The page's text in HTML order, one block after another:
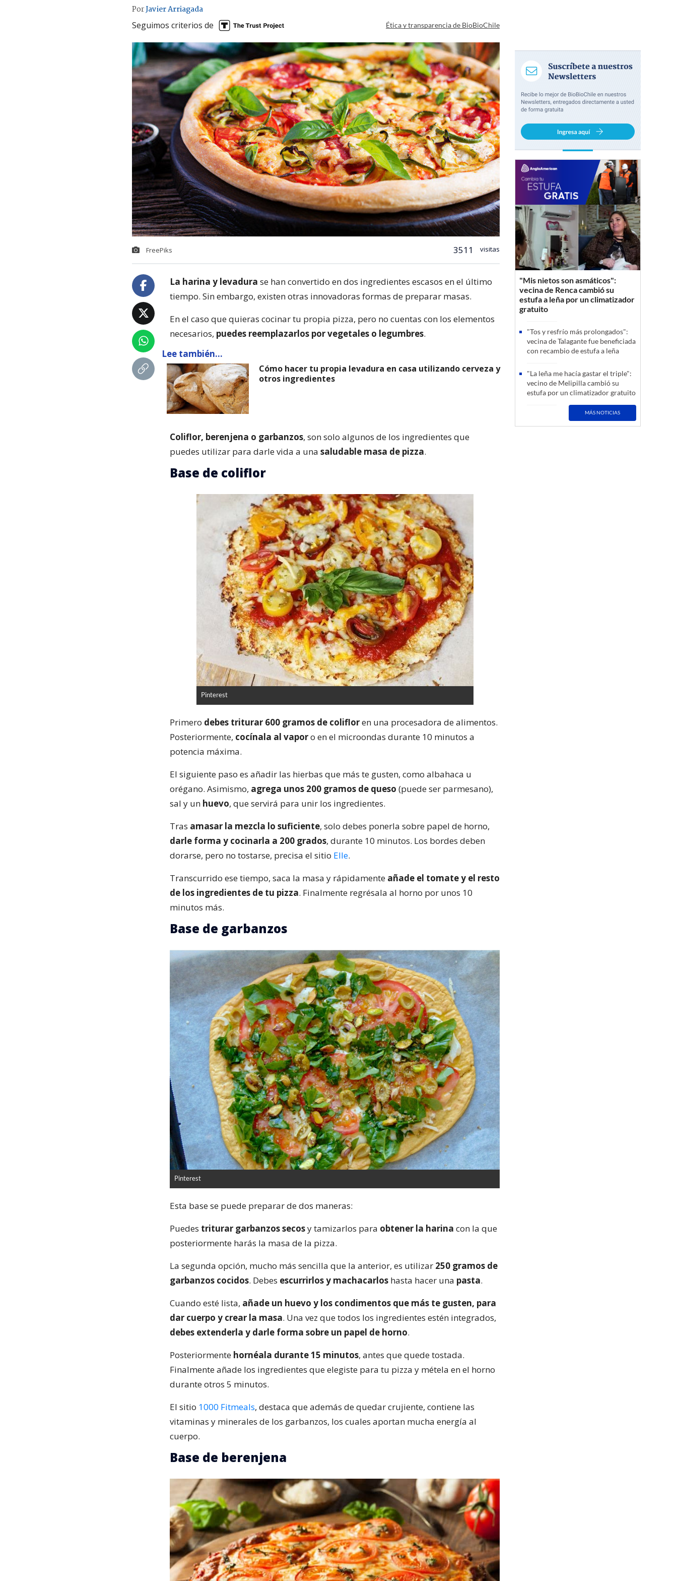
PorJavier Arriagada
Seguimos criterios de Ética y transparencia de BioBioChile
FreePiks 3511 visitas
La harina y levadura se han convertido en dos ingredientes escasos en el último
tiempo. Sin embargo, existen otras innovadoras formas de preparar masas.
En el caso que quieras cocinar tu propia pizza, pero no cuentas con los elementos
necesarios, puedes reemplazarlos por vegetales o legumbres.
Lee también...
Cómo hacer tu propia levadura en casa utilizando cerveza y
otros ingredientes
Coliflor, berenjena o garbanzos, son solo algunos de los ingredientes que
puedes utilizar para darle vida a una saludable masa de pizza.
Base de coliflor
Pinterest
Primero debes triturar 600 gramos de colifloren una procesadora de alimentos.
Posteriormente, cocínala al vaporo en el microondas durante 10 minutos a
potencia máxima.
El siguiente paso es añadir las hierbas que más te gusten, como albahaca u
orégano. Asimismo, agrega unos 200 gramos de queso (puede ser parmesano),
sal y un huevo, que servirá para unir los ingredientes.
Tras amasar la mezcla lo suficiente, solo debes ponerla sobre papel de horno,
darle forma y cocinarla a 200 grados, durante 10 minutos. Los bordes deben
dorarse, pero no tostarse, precisa el sitio Elle.
Transcurrido ese tiempo, saca la masa y rápidamente añade el tomate y el resto
de los ingredientes de tu pizza. Finalmente regrésala al horno por unos 10
minutos más.
Base de garbanzos
Pinterest
Esta base se puede preparar de dos maneras:
Puedes triturar garbanzos secosy tamizarlos para obtener la harina con la que
posteriormente harás la masa de la pizza.
La segunda opción, mucho más sencilla que la anterior, es utilizar 250 gramos de
garbanzos cocidos. Debes escurrirlos y machacarlos hasta hacer una pasta.
Cuando esté lista, añade un huevo y los condimentos que más te gusten, para
dar cuerpo y crear la masa. Una vez que todos los ingredientes estén integrados,
debes extenderla y darle forma sobre un papel de horno.
Posteriormente hornéala durante 15 minutos, antes que quede tostada.
Finalmente añade los ingredientes que elegiste para tu pizza y métela en el horno
durante otros 5 minutos.
El sitio 1000 Fitmeals, destaca que además de quedar crujiente, contiene las
vitaminas y minerales de los garbanzos, los cuales aportan mucha energía al
cuerpo.
Base de berenjena
"Mis nietos son asmáticos":
vecina de Renca cambió su
estufa a leña por un climatizador
gratuito
"Tos y resfrío más prolongados":
vecina de Talagante fue beneficiada
con recambio de estufa a leña
"La leña me hacía gastar el triple":
vecino de Melipilla cambió su
estufa por un climatizador gratuito
MÁS NOTICIAS